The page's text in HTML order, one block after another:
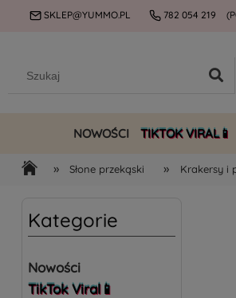
SKLEP@YUMMO.PL 782 054 219
NOWOŚCI TIKTOK VIRAL📱
» Słone przekąski » Krakersy i
Kategorie
Nowości
TikTok Viral📱